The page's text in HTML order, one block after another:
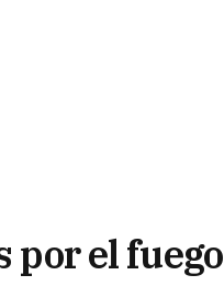
por el fuego